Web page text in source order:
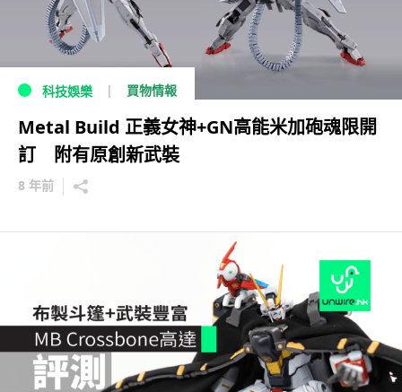
科技娛樂 買物情報
Metal Build 正義女神+GN高能米加砲魂限開
訂 附有原創新武裝
8 年前